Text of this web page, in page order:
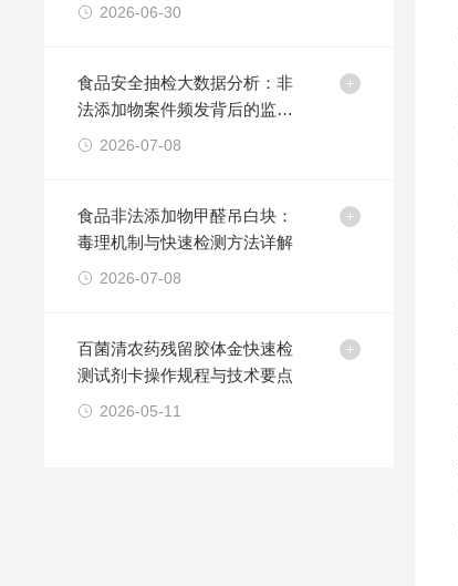
2026-06-30
食品安全抽检大数据分析：非
法添加物案件频发背后的监管
挑战2026-07-08
食品非法添加物甲醛吊白块：
毒理机制与快速检测方法详解
2026-07-08
百菌清农药残留胶体金快速检
测试剂卡操作规程与技术要点
2026-05-11